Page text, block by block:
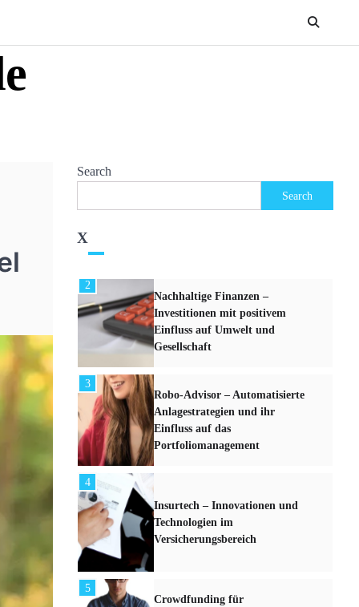
Search
Search
X
Finanzierungsalternativen für
1
neuesten Trends und
2
Nachhaltige Finanzen –
Investitionen mit positivem
Einfluss auf Umwelt und
Gesellschaft
3
Robo-Advisor – Automatisierte
Anlagestrategien und ihr
Einfluss auf das
Portfoliomanagement
4
Insurtech – Innovationen und
Technologien im
Versicherungsbereich
5
Crowdfunding für